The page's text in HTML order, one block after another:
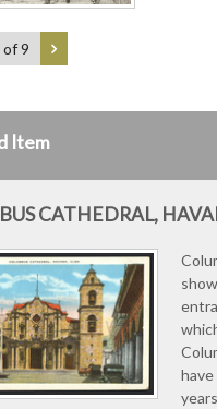
of 9
Item
CATHEDRAL,